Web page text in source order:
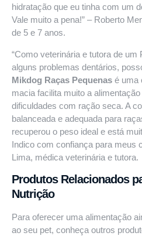
hidratação que eu tinha com um
Vale muito a pena!” – Roberto
de 5 e 7 anos.
“Como veterinária e tutora de
alguns problemas dentários,
Mikdog Raças Pequenas é uma
macia facilita muito a
dificuldades com ração seca. A
balanceada e adequada para
recuperou o peso ideal e está
Indico com confiança para meus
Lima, médica veterinária e tutora.
Produtos Relacionados
Nutrição
Para oferecer uma alimentação
ao seu pet, conheça outros